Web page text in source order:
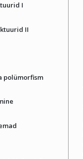
I
II
polümorfism